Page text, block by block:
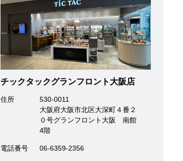
チックタックグランフロント大阪店
住所
530-0011
大阪府大阪市北区大深町４番２
０号グランフロント大阪 南館
4階
電話番号 06-6359-2356